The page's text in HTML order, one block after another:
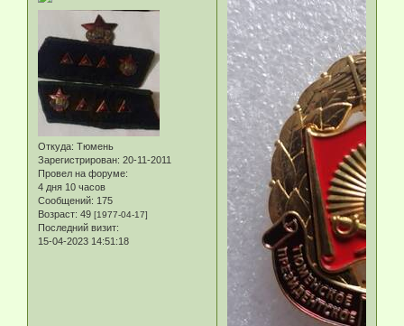
Откуда: Тюмень
Зарегистрирован: 20-11-2011
Провел на форуме:
4 дня 10 часов
Сообщений: 175
Возраст: 49 [1977-04-17]
Последний визит:
15-04-2023 14:51:18